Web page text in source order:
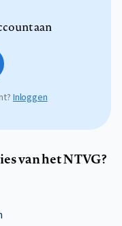
aan
Inloggen
van het NTVG?